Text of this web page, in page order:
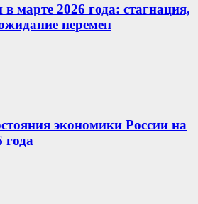
марте 2026 года: стагнация,
перемен
экономики России на
года